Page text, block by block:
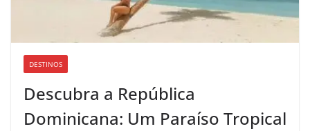
DESTINOS
Descubra a República
Dominicana: Um Paraíso Tropical